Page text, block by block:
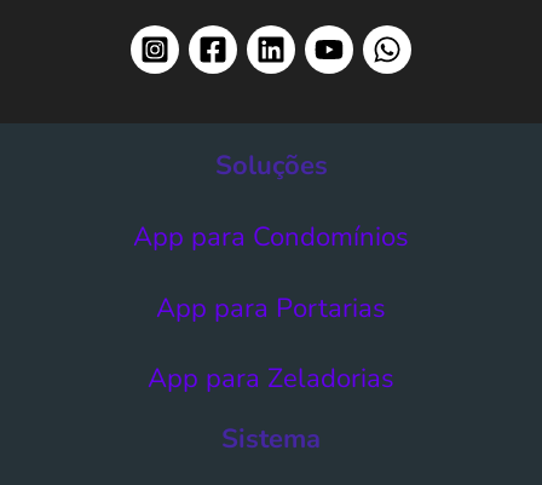
Soluções
App para Condomínios
App para Portarias
App para Zeladorias
Sistema